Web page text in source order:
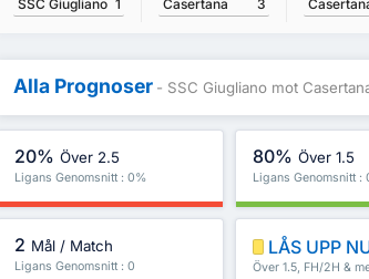
SSC Giugliano 1
Casertana
3
Alla Prognoser - SSC Giugliano mot
20% Över 2.5
Ligans Genomsnitt : 0%
80% Över 1.5
Ligans Genomsnitt :
2 Mål / Match
Ligans Genomsnitt : 0
LÅS UPP
Över 1.5, FH/2H &